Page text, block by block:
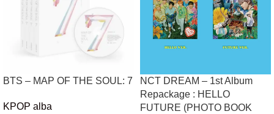
BTS – MAP OF THE SOUL: 7
KPOP alba
NCT DREAM – 1st Album
Repackage : HELLO
FUTURE (PHOTO BOOK